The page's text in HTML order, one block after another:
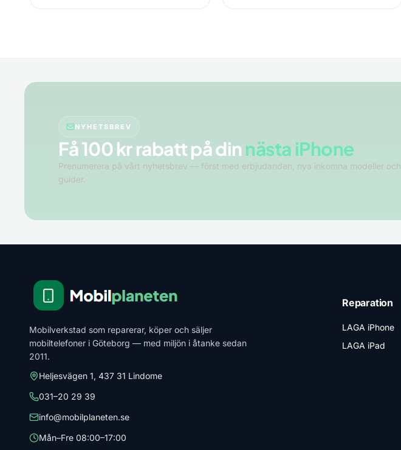
NYHETSBREV
Få 100 kr rabatt på din nästa iPhone
Prenumerera på vårt nyhetsbrev — först med erbjudanden, nya inkomna modeller och
guider.
Mobilverkstad som reparerar, köper och säljer
mobiltelefoner i Göteborg — med miljön i åtanke sedan
2011.
Heljesvägen 1, 437 31 Lindome
031–20 29 39
info@mobilplaneten.se
Mån–Fre 08:00–17:00
Reparation
LAGA iPhone
LAGA iPad